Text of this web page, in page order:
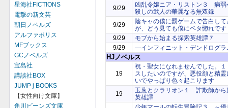
星海社FICTIONS
電撃の新文芸
朝日ノベルズ
アルファポリス
MFブックス
GCノベルズ
宝島社
講談社BOX
JUMP j BOOKS
【女性向け文庫】
角川ビーンズ文庫
9/29
凶乱令嬢ニア・リストン３ 病弱
殺しの武人の華麗なる無双録
9/29
陰キャの僕に罰ゲームで告白し
が、どう見ても僕にベタ惚れです
9/29
モブから始まる探索英雄譚７
9/29
―インフィニット・デンドログ
HJノベルス
19
祝・聖女になれませんでした。
スしたいのですが、悪役顔と精
いでやっぱり色々起こります
19
玉葱とクラリオン１ 詐欺師から
英雄譚